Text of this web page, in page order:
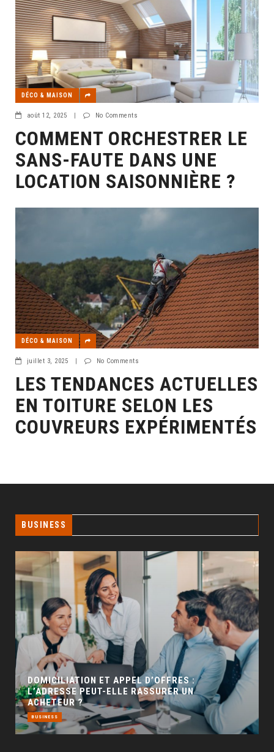
DÉCO & MAISON
août 12, 2025 | No Comments
COMMENT ORCHESTRER LE
SANS-FAUTE DANS UNE
LOCATION SAISONNIÈRE ?
DÉCO & MAISON
juillet 3, 2025 | No Comments
LES TENDANCES ACTUELLES
EN TOITURE SELON LES
COUVREURS EXPÉRIMENTÉS
BUSINESS
GÉO SEO : UN LEVIER INCONTOURNABLE POUR
LA VISIBILITÉ LOCALE
BUSINESS